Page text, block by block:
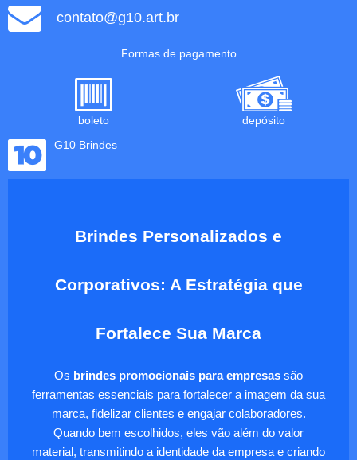
contato@g10.art.br
Formas de pagamento
boleto
depósito
G10 Brindes
Brindes Personalizados e
Corporativos: A Estratégia que
Fortalece Sua Marca
Os brindes promocionais para empresas são
ferramentas essenciais para fortalecer a imagem da sua
marca, fidelizar clientes e engajar colaboradores.
Quando bem escolhidos, eles vão além do valor
material, transmitindo a identidade da empresa e criando